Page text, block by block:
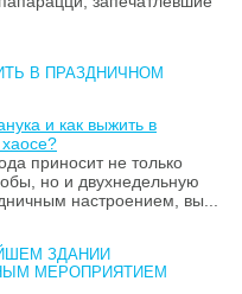
В ПРАЗДНИЧНОМ
и как выжить в
приносит не только
но и двухнедельную
настроением, вы...
ЗДАНИИ
МЕРОПРИЯТИЕМ